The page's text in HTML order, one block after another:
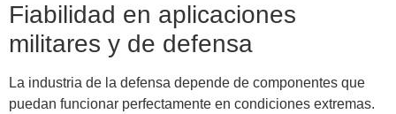
Fiabilidad en aplicaciones
militares y de defensa
La industria de la defensa depende de componentes que
puedan funcionar perfectamente en condiciones extremas.